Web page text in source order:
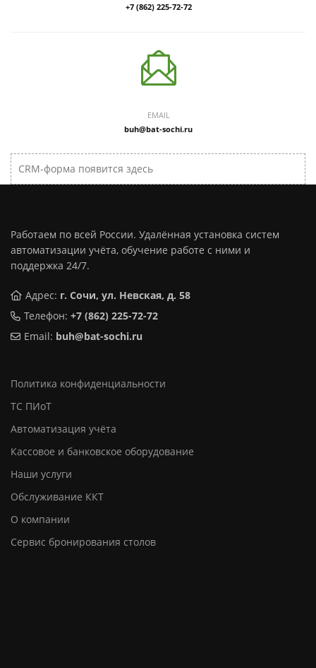
CRM-форма появится здесь
+7 (862) 225-72-72
EMAIL
buh@bat-sochi.ru
Работаем по всей России. Удалённая установка систем
автоматизации учёта, обучение работе с ними и
поддержка 24/7.
Адрес: г. Сочи, ул. Невская, д. 58
Телефон: +7 (862) 225-72-72
Email: buh@bat-sochi.ru
Политика конфиденциальности
ТС ПИоТ
Автоматизация учёта
Кассовое и банковское оборудование
Наши услуги
Обслуживание ККТ
О компании
Сервис бронирования столов